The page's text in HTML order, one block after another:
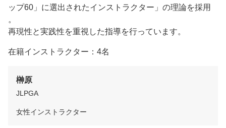
ップ60」に選出されたインストラクター」の理論を採用
。
再現性と実践性を重視した指導を行っています。
在籍インストラクター：4名
榊原
JLPGA
女性インストラクター